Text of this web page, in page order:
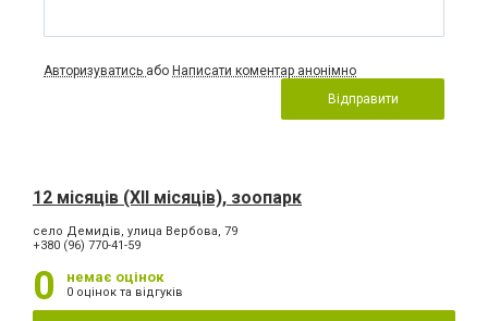
Авторизуватись або Написати коментар анонімно
Відправити
12 місяців (XII місяців), зоопарк
село Демидів, улица Вербова, 79
+380 (96) 770-41-59
0 немає оцінок
0 оцінок та відгуків